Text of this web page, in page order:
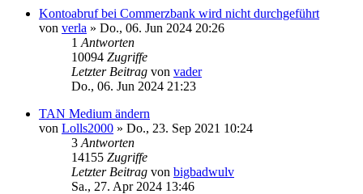
Kontoabruf bei Commerzbank wird nicht durchgeführt
von verla » Do., 06. Jun 2024 20:26
1 Antworten
10094 Zugriffe
Letzter Beitrag von vader
Do., 06. Jun 2024 21:23
TAN Medium ändern
von Lolls2000 » Do., 23. Sep 2021 10:24
3 Antworten
14155 Zugriffe
Letzter Beitrag von bigbadwulv
Sa., 27. Apr 2024 13:46